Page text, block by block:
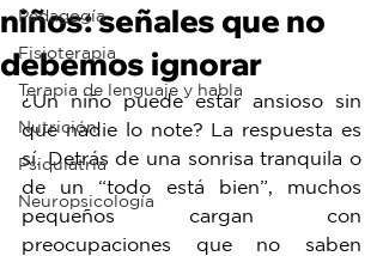
Pedagogía
Fisioterapia
Terapia de lenguaje y habla
Nutrición
Psiquiatría
Neuropsicología
niños: señales que no
debemos ignorar
¿Un niño puede estar ansioso sin
que nadie lo note? La respuesta es
sí. Detrás de una sonrisa tranquila o
de un “todo está bien”, muchos
pequeños cargan con
preocupaciones que no saben